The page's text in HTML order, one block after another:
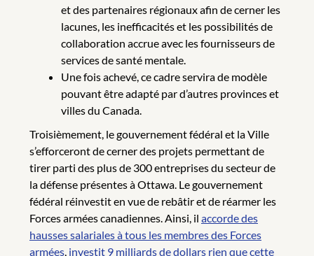
et des partenaires régionaux afin de cerner les
lacunes, les inefficacités et les possibilités de
collaboration accrue avec les fournisseurs de
services de santé mentale.
Une fois achevé, ce cadre servira de modèle
pouvant être adapté par d’autres provinces et
villes du Canada.
Troisièmement, le gouvernement fédéral et la Ville
s’efforceront de cerner des projets permettant de
tirer parti des plus de 300 entreprises du secteur de
la défense présentes à Ottawa. Le gouvernement
fédéral réinvestit en vue de rebâtir et de réarmer les
Forces armées canadiennes. Ainsi, il accorde des
hausses salariales à tous les membres des Forces
armées, investit 9 milliards de dollars rien que cette